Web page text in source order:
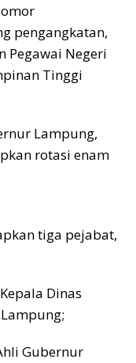
pengangkatan,
Pegawai Negeri
Tinggi
Lampung,
rotasi enam
tiga pejabat,
Dinas
Gubernur